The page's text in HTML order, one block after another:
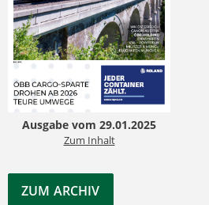
Ausgabe vom 29.01.2025
Zum Inhalt
ZUM ARCHIV